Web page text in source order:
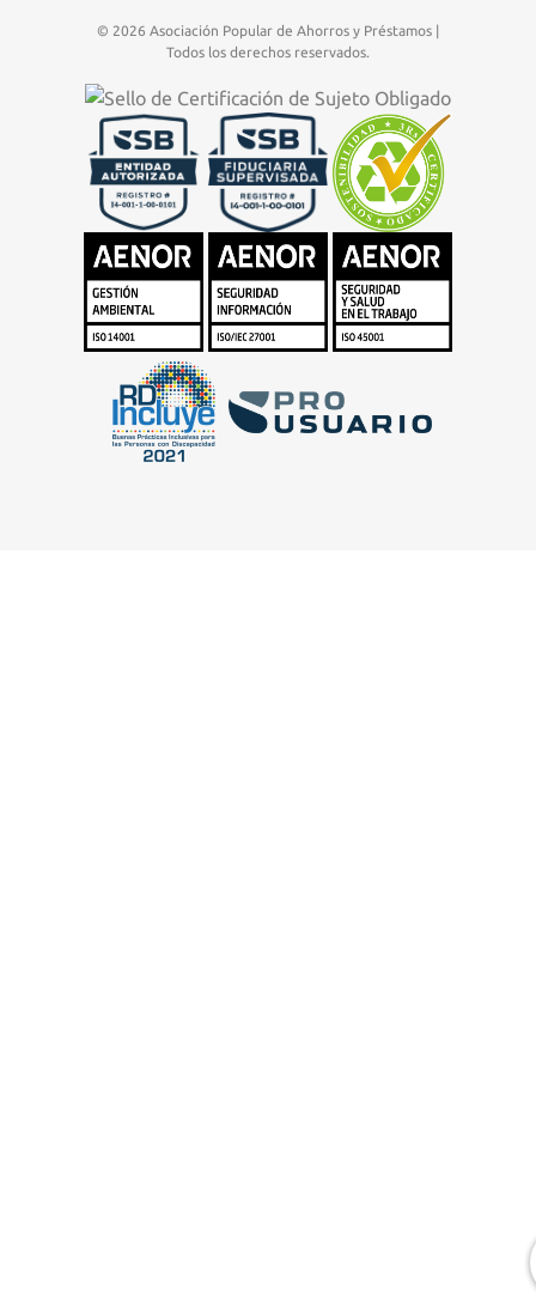
© 2026 Asociación Popular de Ahorros y Préstamos |
Todos los derechos reservados.